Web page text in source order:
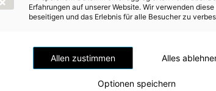
Erfahrungen auf unserer Website. Wir verwenden
beseitigen und das Erlebnis für alle Besucher zu
Allen zustimmen Alles
Optionen speichern